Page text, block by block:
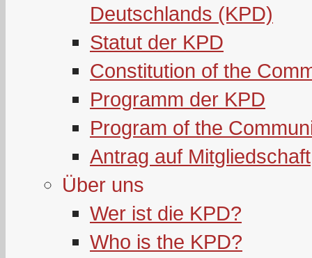
Deutschlands (KPD)
Statut der KPD
Constitution of the
Programm der KPD
Program of the
Antrag auf Mitgliedschaft
Über uns
Wer ist die KPD?
Who is the KPD?